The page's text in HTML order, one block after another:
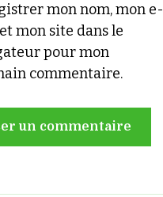
mon nom, mon e-
mon site dans le
pour mon
commentaire.